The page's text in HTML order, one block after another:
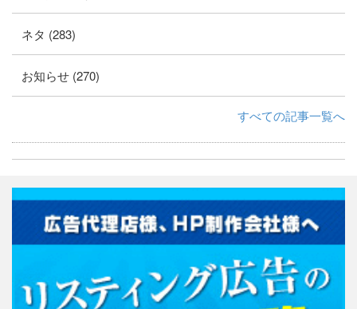
ネタ (283)
お知らせ (270)
すべての記事一覧へ